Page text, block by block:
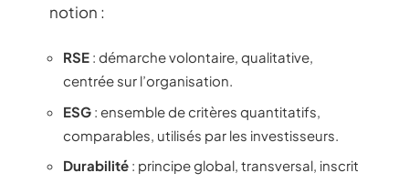
notion :
RSE : démarche volontaire, qualitative,
centrée sur l’organisation.
ESG : ensemble de critères quantitatifs,
comparables, utilisés par les investisseurs.
Durabilité : principe global, transversal, inscrit